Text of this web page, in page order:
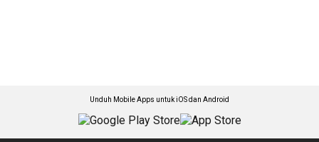
Unduh Mobile Apps untuk iOS dan Android